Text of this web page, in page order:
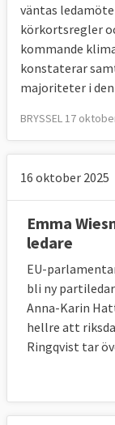
väntas
körkortsregler
kommande
konstaterar
majoriteter i
BRYSSEL 17
16 oktober 2025
Emma
ledare
EU-
bli ny
Anna-Karin
hellre att
Ringqvist tar